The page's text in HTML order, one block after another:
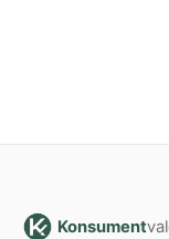
Konsument